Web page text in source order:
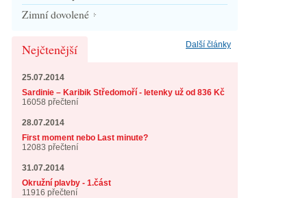
Zimní dovolené
Další články
Nejčtenější
25.07.2014
Sardinie – Karibik Středomoří - letenky už od 836 Kč
16058 přečtení
28.07.2014
First moment nebo Last minute?
12083 přečtení
31.07.2014
Okružní plavby - 1.část
11916 přečtení